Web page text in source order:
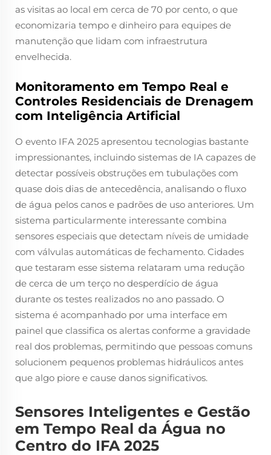
as visitas ao local em cerca de 70 por cento, o que
economizaria tempo e dinheiro para equipes de
manutenção que lidam com infraestrutura
envelhecida.
Monitoramento em Tempo Real e
Controles Residenciais de Drenagem
com Inteligência Artificial
O evento IFA 2025 apresentou tecnologias bastante
impressionantes, incluindo sistemas de IA capazes de
detectar possíveis obstruções em tubulações com
quase dois dias de antecedência, analisando o fluxo
de água pelos canos e padrões de uso anteriores. Um
sistema particularmente interessante combina
sensores especiais que detectam níveis de umidade
com válvulas automáticas de fechamento. Cidades
que testaram esse sistema relataram uma redução
de cerca de um terço no desperdício de água
durante os testes realizados no ano passado. O
sistema é acompanhado por uma interface em
painel que classifica os alertas conforme a gravidade
real dos problemas, permitindo que pessoas comuns
solucionem pequenos problemas hidráulicos antes
que algo piore e cause danos significativos.
Sensores Inteligentes e Gestão
em Tempo Real da Água no
Centro do IFA 2025